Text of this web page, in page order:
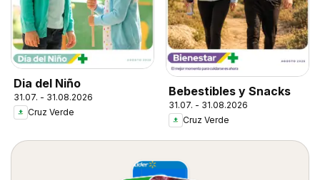
Dia del Niño
31.07. - 31.08.2026
Cruz Verde
Bebestibles y Snacks
31.07. - 31.08.2026
Cruz Verde